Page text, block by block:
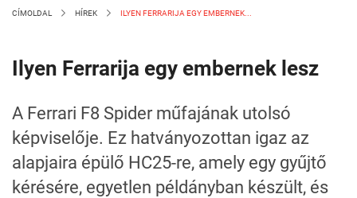
CÍMOLDAL HÍREK ILYEN FERRARIJA EGY EMBERNEK...
Ilyen Ferrarija egy embernek lesz
A Ferrari F8 Spider műfajának utolsó
képviselője. Ez hatványozottan igaz az
alapjaira épülő HC25-re, amely egy gyűjtő
kérésére, egyetlen példányban készült, és